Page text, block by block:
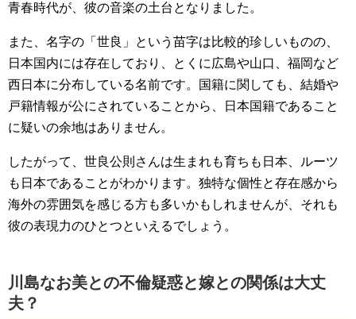
青春時代が、彼の音楽の土台となりました。
また、名字の「世良」という苗字は比較的珍しいものの、
日本国内には存在しており、とくに広島や山口、福岡など
西日本に分布している名前です。国籍に関しても、結婚や
戸籍情報が公にされていることから、日本国籍であること
に疑いの余地はありません。
したがって、世良公則さんは生まれも育ちも日本、ルーツ
も日本であることがわかります。独特な個性と存在感から
海外の雰囲気を感じる方も多いかもしれませんが、それも
彼の表現力のひとつといえるでしょう。
川島なお美との不倫疑惑と嫁との関係は大丈
夫？